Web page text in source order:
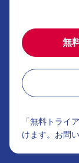
無
「無料トライ
けます。お問